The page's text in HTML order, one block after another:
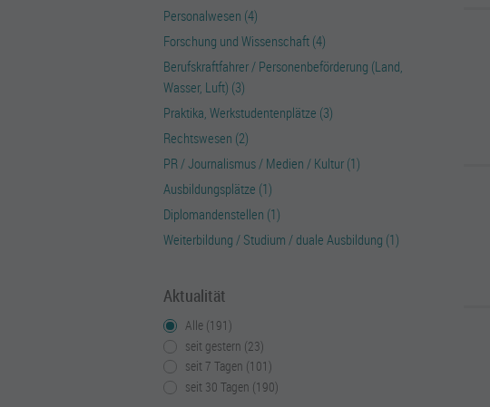
Personalwesen (4)
Forschung und Wissenschaft (4)
Berufskraftfahrer / Personenbeförderung (Land,
Wasser, Luft) (3)
Praktika, Werkstudentenplätze (3)
Rechtswesen (2)
PR / Journalismus / Medien / Kultur (1)
Ausbildungsplätze (1)
Diplomandenstellen (1)
Weiterbildung / Studium / duale Ausbildung (1)
Aktualität
Alle (191)
seit gestern (23)
seit 7 Tagen (101)
seit 30 Tagen (190)